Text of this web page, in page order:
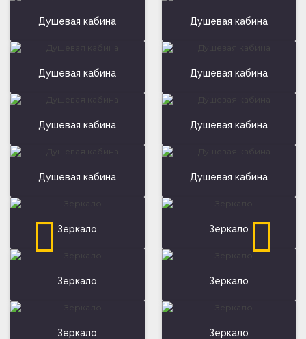
Душевая кабина Душевая кабина
Душевая кабина Душевая кабина
Душевая кабина Душевая кабина
Душевая кабина Душевая кабина
Зеркало Зеркало
Зеркало Зеркало
Зеркало Зеркало